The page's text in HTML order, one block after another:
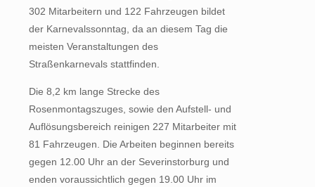
302 Mitarbeitern und 122 Fahrzeugen bildet
der Karnevalssonntag, da an diesem Tag die
meisten Veranstaltungen des
Straßenkarnevals stattfinden.
Die 8,2 km lange Strecke des
Rosenmontagszuges, sowie den Aufstell- und
Auflösungsbereich reinigen 227 Mitarbeiter mit
81 Fahrzeugen. Die Arbeiten beginnen bereits
gegen 12.00 Uhr an der Severinstorburg und
enden voraussichtlich gegen 19.00 Uhr im